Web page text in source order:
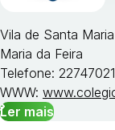
Vila de Santa
Maria da Feira
Telefone:
WWW:
Ler mais